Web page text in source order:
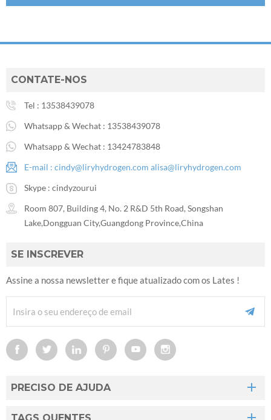
CONTATE-NOS
Tel : 13538439078
Whatsapp & Wechat : 13538439078
Whatsapp & Wechat : 13424783848
E-mail : cindy@liryhydrogen.com alisa@liryhydrogen.com
Skype : cindyzourui
Room 807, Building 4, No. 2 R&D 5th Road, Songshan
Lake,Dongguan City,Guangdong Province,China
SE INSCREVER
Assine a nossa newsletter e fique atualizado com os Lates !
PRECISO DE AJUDA